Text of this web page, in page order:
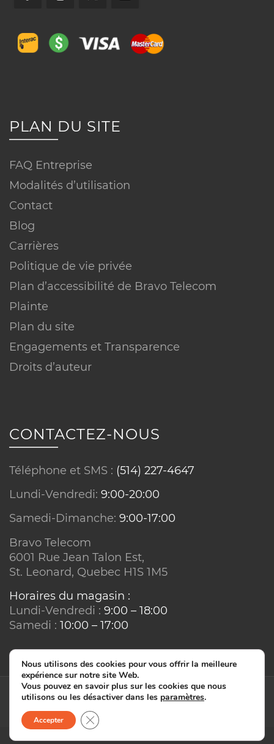
PLAN DU SITE
FAQ Entreprise
Modalités d’utilisation
Contact
Blog
Carrières
Politique de vie privée
Plan d’accessibilité de Bravo Telecom
Plainte
Plan du site
Engagements et Transparence
Droits d’auteur
CONTACTEZ-NOUS
Téléphone et SMS : (514) 227-4647
Lundi-Vendredi: 9:00-20:00
Samedi-Dimanche: 9:00-17:00
Bravo Telecom
6001 Rue Jean Talon Est,
St. Leonard, Quebec H1S 1M5
Horaires du magasin :
Lundi-Vendredi : 9:00 – 18:00
Samedi : 10:00 – 17:00
© Bravo Telecom - IT2IS 2026. Tous droits réservés.
Nous utilisons des cookies pour vous offrir la meilleure
expérience sur notre site Web.
Vous pouvez en savoir plus sur les cookies que nous
utilisons ou les désactiver dans les paramètres.
Accepter Close GDPR Cookie Banner
Conditions
Réseau ou technologie :
Vitesse :
Conditions sur équipements :
Réseau ou technologie :
Programmation :
Conditions sur équipements :